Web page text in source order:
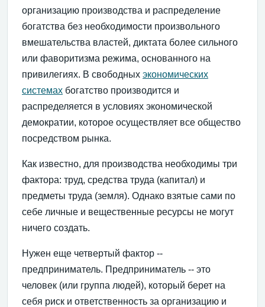
организацию производства и распределение
богатства без необходимости произвольного
вмешательства властей, диктата более сильного
или фаворитизма режима, основанного на
привилегиях. В свободных экономических
системах богатство производится и
распределяется в условиях экономической
демократии, которое осуществляет все общество
посредством рынка.
Как известно, для производства необходимы три
фактора: труд, средства труда (капитал) и
предметы труда (земля). Однако взятые сами по
себе личные и вещественные ресурсы не могут
ничего создать.
Нужен еще четвертый фактор --
предприниматель. Предприниматель -- это
человек (или группа людей), который берет на
себя риск и ответственность за организацию и